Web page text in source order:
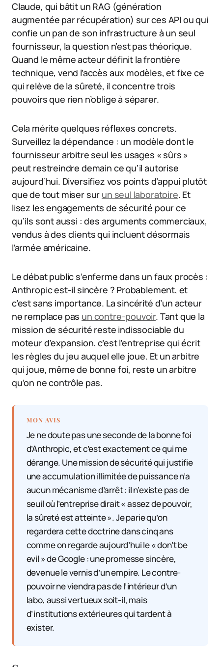
Claude, qui bâtit un RAG (génération
augmentée par récupération) sur ces API ou qui
confie un pan de son infrastructure à un seul
fournisseur, la question n’est pas théorique.
Quand le même acteur définit la frontière
technique, vend l’accès aux modèles, et fixe ce
qui relève de la sûreté, il concentre trois
pouvoirs que rien n’oblige à séparer.
Cela mérite quelques réflexes concrets.
Surveillez la dépendance : un modèle dont le
fournisseur arbitre seul les usages « sûrs »
peut restreindre demain ce qu’il autorise
aujourd’hui. Diversifiez vos points d’appui plutôt
que de tout miser sur un seul laboratoire. Et
lisez les engagements de sécurité pour ce
qu’ils sont aussi : des arguments commerciaux,
vendus à des clients qui incluent désormais
l’armée américaine.
Le débat public s’enferme dans un faux procès :
Anthropic est-il sincère ? Probablement, et
c’est sans importance. La sincérité d’un acteur
ne remplace pas un contre-pouvoir. Tant que la
mission de sécurité reste indissociable du
moteur d’expansion, c’est l’entreprise qui écrit
les règles du jeu auquel elle joue. Et un arbitre
qui joue, même de bonne foi, reste un arbitre
qu’on ne contrôle pas.
MON AVIS
Je ne doute pas une seconde de la bonne foi
d’Anthropic, et c’est exactement ce qui me
dérange. Une mission de sécurité qui justifie
une accumulation illimitée de puissance n’a
aucun mécanisme d’arrêt : il n’existe pas de
seuil où l’entreprise dirait « assez de pouvoir,
la sûreté est atteinte ». Je parie qu’on
regardera cette doctrine dans cinq ans
comme on regarde aujourd’hui le « don’t be
evil » de Google : une promesse sincère,
devenue le vernis d’un empire. Le contre-
pouvoir ne viendra pas de l’intérieur d’un
labo, aussi vertueux soit-il, mais
d’institutions extérieures qui tardent à
exister.